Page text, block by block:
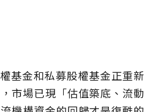
基金和私募股權基金正重新
市場已現「估值築底、流動